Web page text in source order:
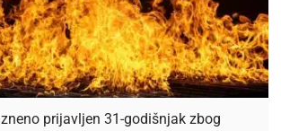
prijavljen 31-godišnjak zbog